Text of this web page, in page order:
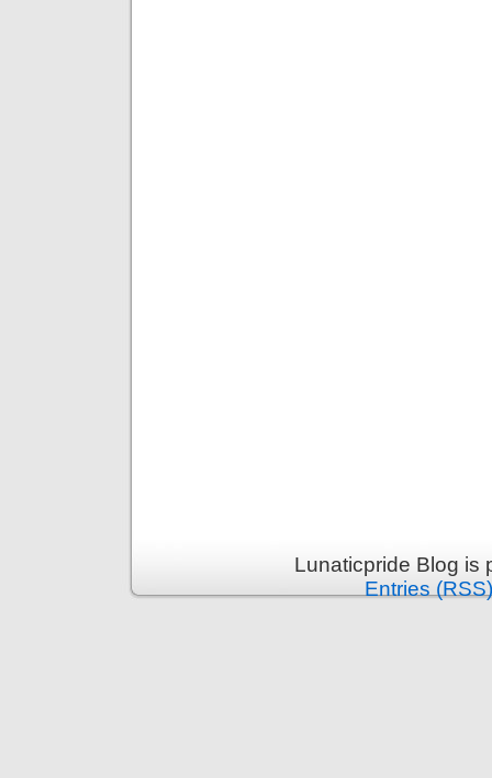
Lunaticpride Blog is
Entries (RSS)